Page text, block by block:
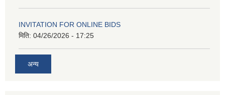
INVITATION FOR ONLINE BIDS
मिति: 04/26/2026 - 17:25
अन्य